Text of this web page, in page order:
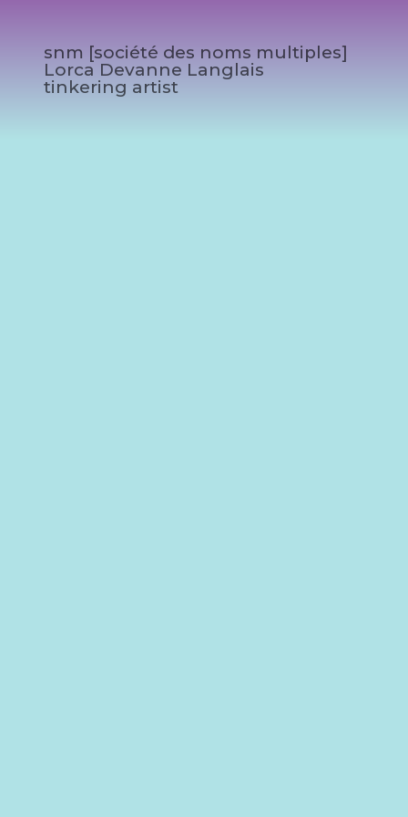
snm [société des noms multiples]
Lorca Devanne Langlais
tinkering artist